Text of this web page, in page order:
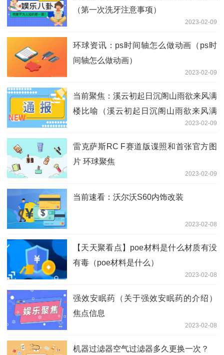
（第一次洗牙注意事项）
2023-02-09
环球资讯：ps时间轴怎么做动画（ps时
间轴怎么做动画）
2023-02-09
当前聚焦：溪云初起日沉阁山雨欲来风满
楼比喻（溪云初起日沉阁山雨欲来风满
2023-02-09
雷克萨斯RC F赛道版谍照和首张官方图
片 环球聚焦
2023-02-09
当前速看：沃尔沃S60内饰改装
2023-02-08
【天天聚看点】poe材料是什么材质有没
有毒（poe材料是什么）
2023-02-08
强效安眠药（关于强效安眠药的介绍）
焦点信息
2023-02-08
机器过滤器空气过滤器多久更换一次？